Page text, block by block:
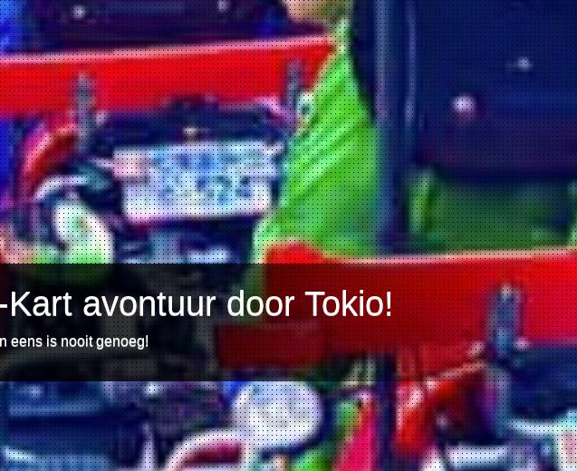
avontuur door Tokio!
eens is nooit genoeg!